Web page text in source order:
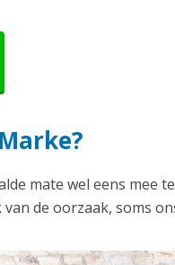
mate wel eens mee
de oorzaak, soms